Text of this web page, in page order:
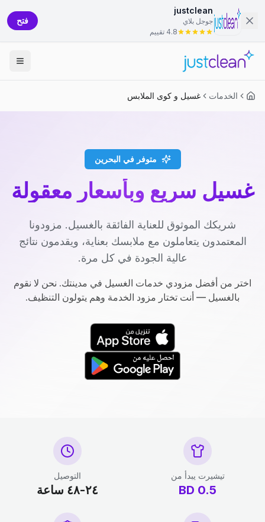
justclean
جوجل بلاي
4.8 تقييم
فتح
الخدمات غسيل و كوى الملابس
متوفر في البحرين
غسيل سريع وبأسعار معقولة
شريكك الموثوق للعناية الفائقة بالغسيل. مزودونا
المعتمدون يتعاملون مع ملابسك بعناية، ويقدمون نتائج
عالية الجودة في كل مرة.
اختر من أفضل مزودي خدمات الغسيل في مدينتك. نحن لا نقوم
بالغسيل — أنت تختار مزود الخدمة وهم يتولون التنظيف.
تيشيرت يبدأ من
0.5
BD
التوصيل
٢٤-٤٨ ساعة